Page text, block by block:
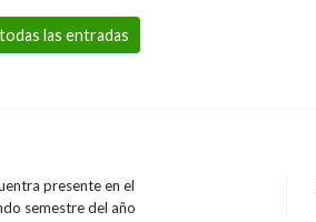
las entradas
presente en el
semestre del año